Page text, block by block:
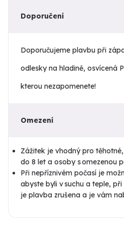
Doporučení
Doporučujeme plavbu při
odlesky na hladině, osvícená
kterou nezapomenete!
Omezení
Zážitek je vhodný pro
do 8 let a osoby s omezenou
Při nepříznivém počasí je
abyste byli v suchu a teple,
je plavba zrušena a je vám